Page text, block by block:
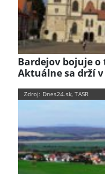
Bardejov bojuje o
Aktuálne sa drží v
Zdroj: Dnes24.sk, TASR